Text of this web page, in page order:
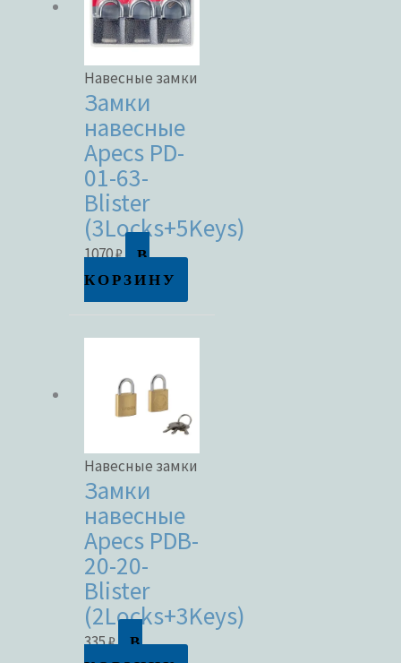
Навесные замки
Замки
навесные
Apecs PD-
01-63-
Blister
(3Locks+5Keys)
1070₽
В
КОРЗИНУ
Навесные замки
Замки
навесные
Apecs PDB-
20-20-
Blister
(2Locks+3Keys)
335₽
В